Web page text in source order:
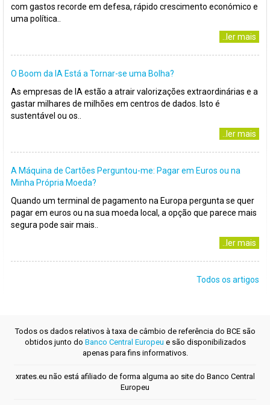
com gastos recorde em defesa, rápido crescimento económico e
uma política..
..ler mais
O Boom da IA Está a Tornar-se uma Bolha?
As empresas de IA estão a atrair valorizações extraordinárias e a
gastar milhares de milhões em centros de dados. Isto é
sustentável ou os..
..ler mais
A Máquina de Cartões Perguntou-me: Pagar em Euros ou na
Minha Própria Moeda?
Quando um terminal de pagamento na Europa pergunta se quer
pagar em euros ou na sua moeda local, a opção que parece mais
segura pode sair mais..
..ler mais
Todos os artigos
Todos os dados relativos à taxa de câmbio de referência do BCE são
obtidos junto do Banco Central Europeu e são disponibilizados
apenas para fins informativos.
xrates.eu não está afiliado de forma alguma ao site do Banco Central
Europeu